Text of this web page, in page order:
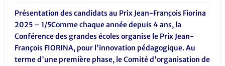
Présentation des candidats au Prix Jean-François Fiorina
2025 – 1/5Comme chaque année depuis 4 ans, la
Conférence des grandes écoles organise le Prix Jean-
François FIORINA, pour l'innovation pédagogique. Au
terme d'une première phase, le Comité d'organisation de